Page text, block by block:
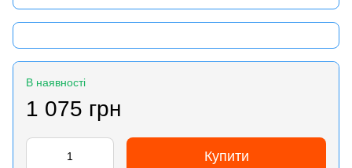
В наявності
1 075 грн
Купити